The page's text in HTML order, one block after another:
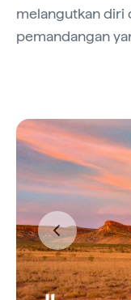
melangutkan diri
pemandangan